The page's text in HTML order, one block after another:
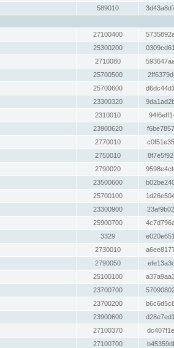
589010
27100400
25300200
2710080
25700500
25700600
23300320
2310010
23900620
2770010
2750010
2790020
23500600
25700100
23300900
25900700
3329
2730010
2790050
25100100
23700700
23700200
23900600
27100370
27100700